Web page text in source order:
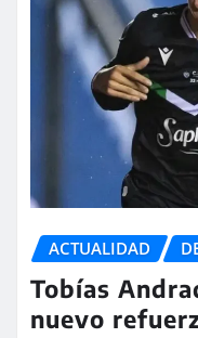
ACTUALIDAD
Tobías
nuevo